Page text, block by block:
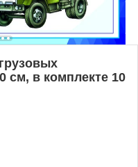
см, в комплекте 10